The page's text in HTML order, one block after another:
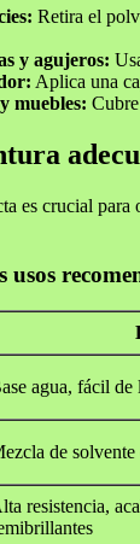
Retira el
y agujeros:
Aplica una
muebles:
es crucial para
agua, fácil de
de solvente
resistencia,